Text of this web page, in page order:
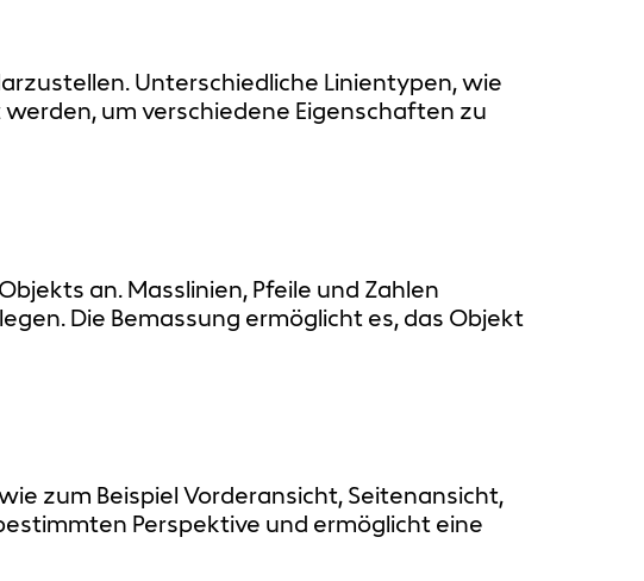
Unterschiedliche Linientypen, wie
um verschiedene Eigenschaften zu
an. Masslinien, Pfeile und Zahlen
Die Bemassung ermöglicht es, das Objekt
zum Beispiel Vorderansicht, Seitenansicht,
Perspektive und ermöglicht eine